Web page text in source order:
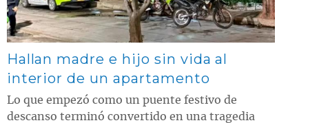
Hallan madre e hijo sin vida al
interior de un apartamento
Lo que empezó como un puente festivo de
descanso terminó convertido en una tragedia